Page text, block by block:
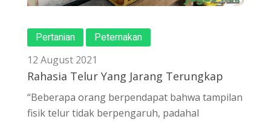
Pertanian Peternakan
12 August 2021
Rahasia Telur Yang Jarang Terungkap
“Beberapa orang berpendapat bahwa tampilan
fisik telur tidak berpengaruh, padahal